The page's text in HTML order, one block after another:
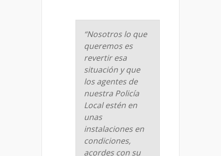
“Nosotros lo que
queremos es
revertir esa
situación y que
los agentes de
nuestra Policía
Local estén en
unas
instalaciones en
condiciones,
acordes con su